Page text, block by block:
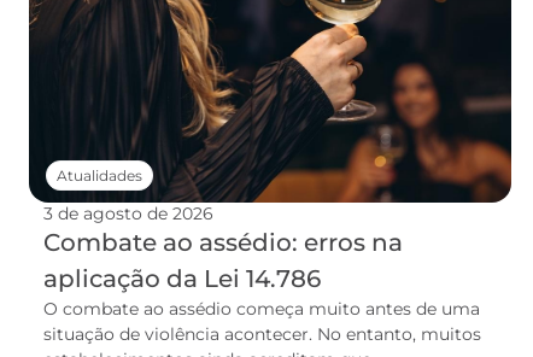
3 de agosto de 2026
Combate ao assédio: erros na
aplicação da Lei 14.786
O combate ao assédio começa muito antes de uma
situação de violência acontecer. No entanto, muitos
Atualidades